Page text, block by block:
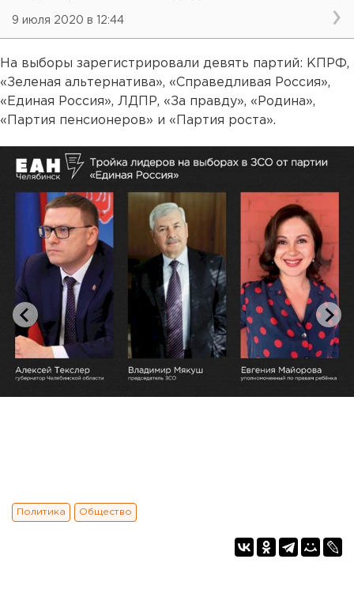
9 июля 2020 в 12:44
На выборы зарегистрировали девять партий: КПРФ,
«Зеленая альтернатива», «Справедливая Россия»,
«Единая Россия», ЛДПР, «За правду», «Родина»,
«Партия пенсионеров» и «Партия роста».
Политика Общество